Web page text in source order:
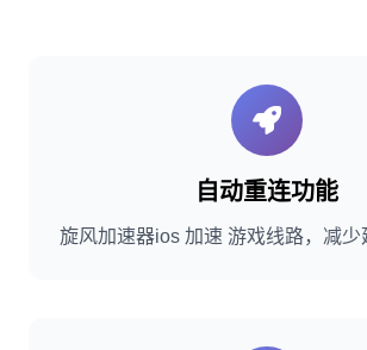
自动重连功能
旋风加速器ios 加速 游戏线路，减少